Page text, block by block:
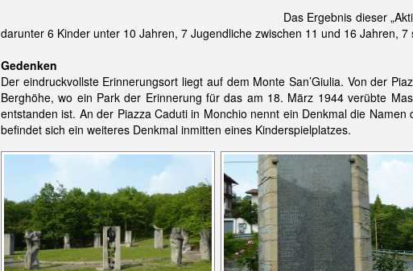
Das Ergebnis dieser
darunter 6 Kinder unter 10 Jahren, 7 Jugendliche zwischen 11 und 16 Jahren,
Gedenken
Der eindruckvollste Erinnerungsort liegt auf dem Monte San’Giulia. Von der
Berghöhe, wo ein Park der Erinnerung für das am 18. März 1944 verübte
entstanden ist. An der Piazza Caduti in Monchio nennt ein Denkmal die
befindet sich ein weiteres Denkmal inmitten eines Kinderspielplatzes.